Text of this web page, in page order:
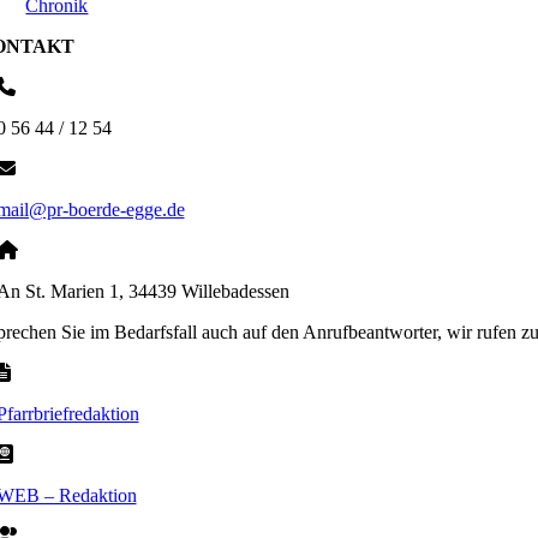
Chronik
56 44 / 12 54
boerde-egge.de
St. Marien 1, 34439 Willebadessen
Sie im Bedarfsfall auch auf den Anrufbeantworter, wir rufen
– Redaktion